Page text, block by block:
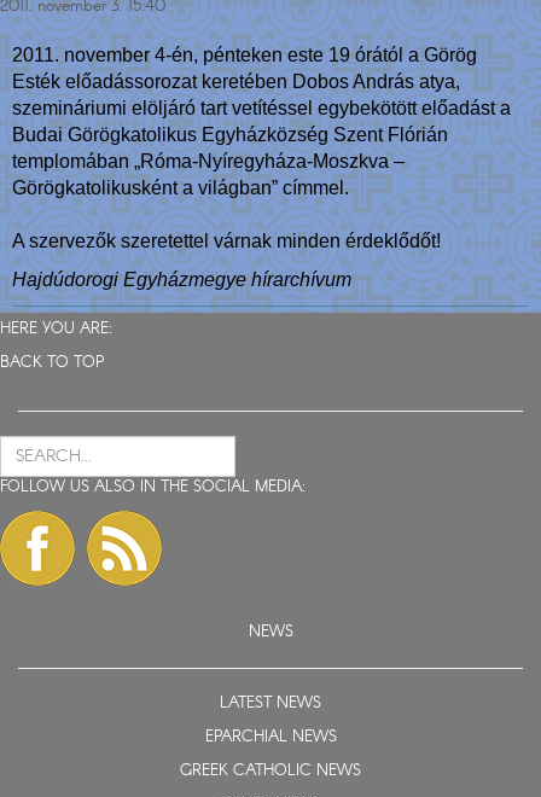
2011. november 3. 15:40
2011. november 4-én, pénteken este 19 órától a Görög
Esték előadássorozat keretében Dobos András atya,
szemináriumi elöljáró tart vetítéssel egybekötött előadást a
Budai Görögkatolikus Egyházközség Szent Flórián
templomában „Róma-Nyíregyháza-Moszkva –
Görögkatolikusként a világban” címmel.
A szervezők szeretettel várnak minden érdeklődőt!
Hajdúdorogi Egyházmegye hírarchívum
HERE YOU ARE:
BACK TO TOP
FOLLOW US ALSO IN THE SOCIAL MEDIA:
NEWS
LATEST NEWS
EPARCHIAL NEWS
GREEK CATHOLIC NEWS